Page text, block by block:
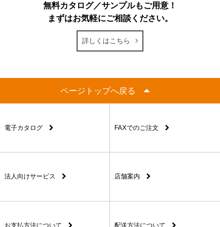
無料カタログ／サンプルもご用意！
まずはお気軽にご相談ください。
詳しくはこちら
ページトップへ戻る
電子カタログ FAXでのご注文
法人向けサービス 店舗案内